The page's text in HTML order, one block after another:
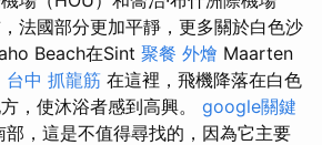
，法國部分更加平靜，更多關於白色沙
Beach在Sint 聚餐 外燴 Maarten
台中 抓龍筋 在這裡，飛機降落在白色
，使沐浴者感到高興。 google關鍵
，這是不值得尋找的，因為它主要